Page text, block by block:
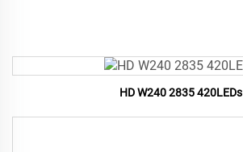
HD W240 2835 420LEDs